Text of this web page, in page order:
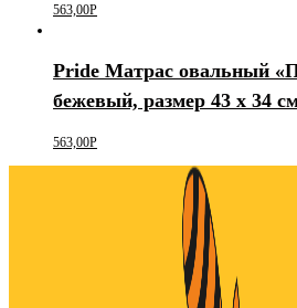
563,00Р
Pride Матрас овальный
бежевый, размер 43 х 34
563,00Р